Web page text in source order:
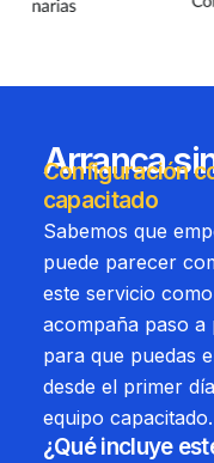
Arranca
Configuración
capacitado
Sabemos que
puede parecer
este servicio
acompaña paso a
para que puedas
desde el primer
equipo capacitado.
¿Qué incluye